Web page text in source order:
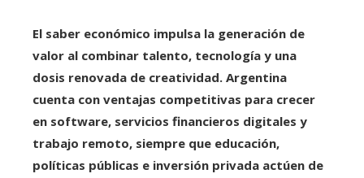
El saber económico impulsa la generación de
valor al combinar talento, tecnología y una
dosis renovada de creatividad. Argentina
cuenta con ventajas competitivas para crecer
en software, servicios financieros digitales y
trabajo remoto, siempre que educación,
políticas públicas e inversión privada actúen de